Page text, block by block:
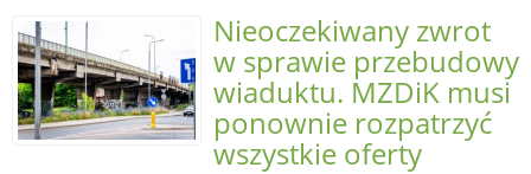
Nieoczekiwany zwrot
w sprawie przebudowy
wiaduktu. MZDiK musi
ponownie rozpatrzyć
wszystkie oferty